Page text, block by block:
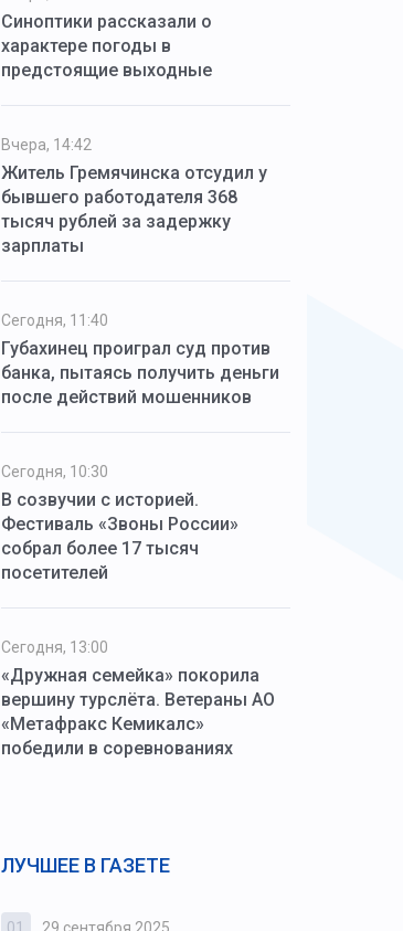
Синоптики рассказали о
характере погоды в
предстоящие выходные
Вчера, 14:42
Житель Гремячинска отсудил у
бывшего работодателя 368
тысяч рублей за задержку
зарплаты
Сегодня, 11:40
Губахинец проиграл суд против
банка, пытаясь получить деньги
после действий мошенников
Сегодня, 10:30
В созвучии с историей.
Фестиваль «Звоны России»
собрал более 17 тысяч
посетителей
Сегодня, 13:00
«Дружная семейка» покорила
вершину турслёта. Ветераны АО
«Метафракс Кемикалс»
победили в соревнованиях
ЛУЧШЕЕ В ГАЗЕТЕ
01 29 сентября 2025